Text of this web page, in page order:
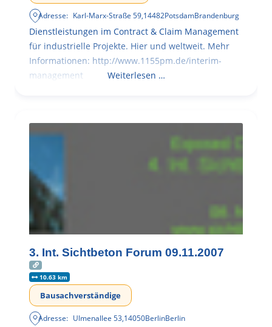
Adresse: Karl-Marx-Straße 59,14482PotsdamBrandenburg
Dienstleistungen im Contract & Claim Management
für industrielle Projekte. Hier und weltweit. Mehr
Informationen: http://www.1155pm.de/interim-
management
Weiterlesen …
3. Int. Sichtbeton Forum 09.11.2007
10.63 km
Bausachverständige
Adresse: Ulmenallee 53,14050BerlinBerlin